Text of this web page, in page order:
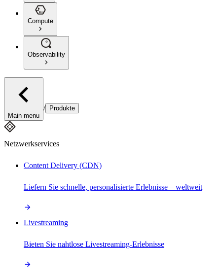
Compute
Observability
Main menu
/ Produkte
Netzwerkservices
Content Delivery (CDN)
Liefern Sie schnelle, personalisierte Erlebnisse – weltweit
Livestreaming
Bieten Sie nahtlose Livestreaming-Erlebnisse